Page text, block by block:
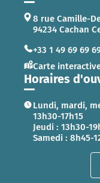
8 rue Camille-
94234 Cachan
+33 1 49 69 69
Carte
Horaires
Lundi, mardi,
13h30-17h15
Jeudi : 13h30-
Samedi : 8h45-